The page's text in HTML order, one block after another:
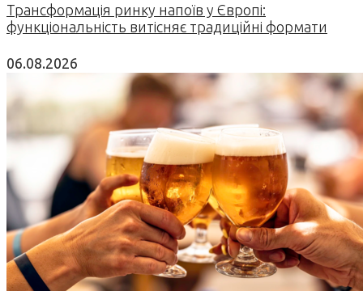
Трансформація ринку напоїв у Європі:
функціональність витісняє традиційні формати
06.08.2026